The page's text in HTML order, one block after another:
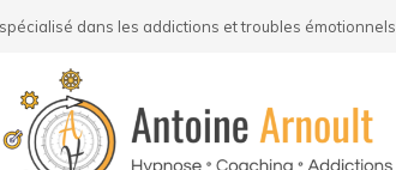
dans les addictions et troubles émotionnels